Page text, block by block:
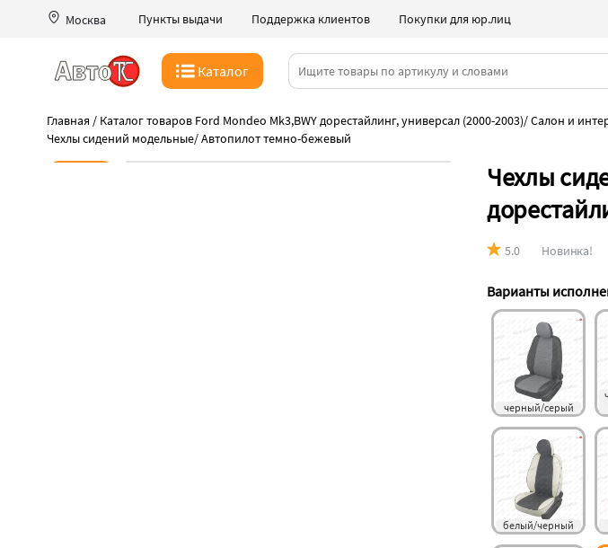
Москва Пункты выдачи Поддержка клиентов Покупки для юр.лиц
Каталог
Главная / Каталог товаров Ford Mondeo Mk3,BWY дорестайлинг, универсал (2000-2003)/Салон и
Чехлы сидений модельные/Автопилот темно-бежевый
Чехлы
5.0 Новинка!
Варианты
черный/серый
белый/черный